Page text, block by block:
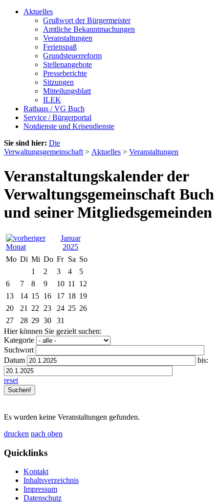
Aktuelles
Grußwort der Bürgermeister
Amtliche Bekanntmachungen
Veranstaltungen
Ferienspaß
Grundsteuerreform
Stellenangebote
Presseberichte
Sitzungen
Mitteilungsblatt
ILEK
Rathaus / VG Buch
Service / Bürgerportal
Notdienste und Krisendienste
Sie sind hier: Die
Verwaltungsgemeinschaft > Aktuelles > Veranstaltungen
Veranstaltungskalender der
Verwaltungsgemeinschaft Buch
und seiner Mitgliedsgemeinden
Januar
2025
Mo Di Mi Do Fr Sa So
1
2 3 4
5
6
7 8 9 10 11
12
13
14 15 16 17 18 19
20
21 22 23 24 25 26
27
28 29 30
31
Hier können Sie gezielt suchen:
Kategorie
Suchwort
Datum
bis:
reset
Es wurden keine Veranstaltungen gefunden.
drucken nach oben
Quicklinks
Kontakt
Inhaltsverzeichnis
Impressum
Datenschutz